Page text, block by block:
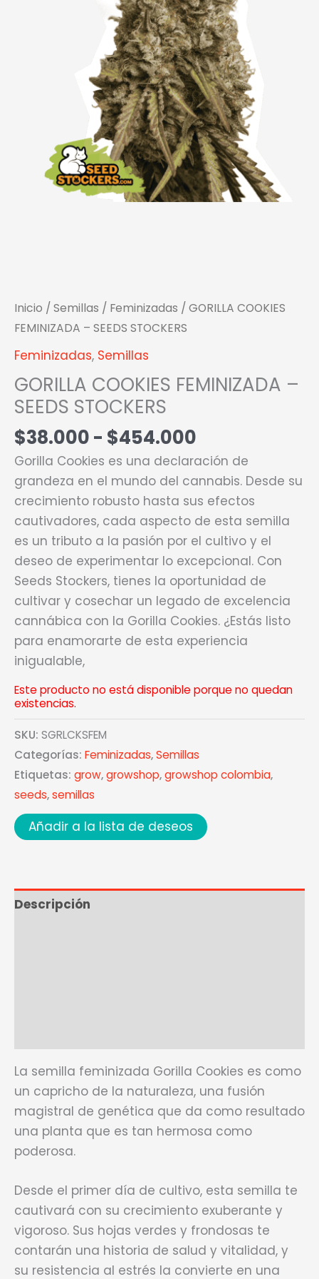
Inicio / Semillas / Feminizadas / GORILLA COOKIES
FEMINIZADA – SEEDS STOCKERS
Feminizadas, Semillas
GORILLA COOKIES FEMINIZADA –
SEEDS STOCKERS
$38.000- $454.000
Gorilla Cookies es una declaración de
grandeza en el mundo del cannabis. Desde su
crecimiento robusto hasta sus efectos
cautivadores, cada aspecto de esta semilla
es un tributo a la pasión por el cultivo y el
deseo de experimentar lo excepcional. Con
Seeds Stockers, tienes la oportunidad de
cultivar y cosechar un legado de excelencia
cannábica con la Gorilla Cookies. ¿Estás listo
para enamorarte de esta experiencia
inigualable,
Este producto no está disponible porque no quedan
existencias.
SKU: SGRLCKSFEM
Categorías: Feminizadas,Semillas
Etiquetas: grow,growshop,growshop colombia,
seeds,semillas
Añadir a la lista de deseos
Descripción
La semilla feminizada Gorilla Cookies es como
un capricho de la naturaleza, una fusión
magistral de genética que da como resultado
una planta que es tan hermosa como
poderosa.
Desde el primer día de cultivo, esta semilla te
cautivará con su crecimiento exuberante y
vigoroso. Sus hojas verdes y frondosas te
contarán una historia de salud y vitalidad, y
su resistencia al estrés la convierte en una